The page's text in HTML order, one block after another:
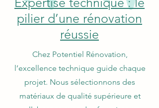
pilier d’une rénovation
réussie
Chez Potentiel Rénovation,
l’excellence technique guide chaque
projet. Nous sélectionnons des
matériaux de qualité supérieure et